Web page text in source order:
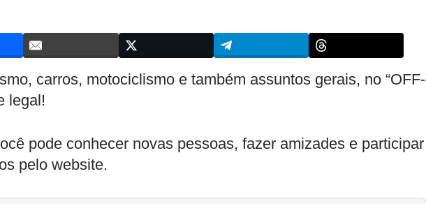
carros, motociclismo e também assuntos gerais, no “OFF-
legal!
pode conhecer novas pessoas, fazer amizades e participar
pelo website.